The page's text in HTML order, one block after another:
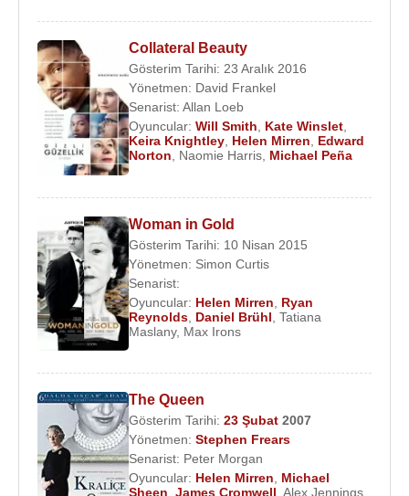
Collateral Beauty
Gösterim Tarihi: 23 Aralık 2016
Yönetmen: David Frankel
Senarist: Allan Loeb
Oyuncular: Will Smith, Kate Winslet,
Keira Knightley, Helen Mirren, Edward
Norton, Naomie Harris, Michael Peña
Woman in Gold
Gösterim Tarihi: 10 Nisan 2015
Yönetmen: Simon Curtis
Senarist:
Oyuncular: Helen Mirren
Ryan
Reynolds Daniel Brühl Tatiana
Maslany, Max Irons
The Queen
Gösterim Tarihi: 23 Şubat 2007
Yönetmen: Stephen Frears
Senarist: Peter Morgan
Oyuncular: Helen Mirren
Michael
Sheen James Cromwell Alex Jennings